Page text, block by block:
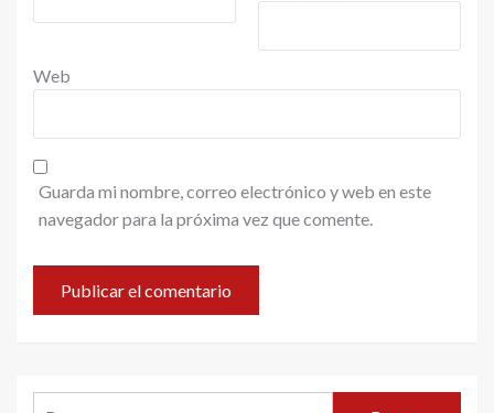
Web
Guarda mi nombre, correo electrónico y web en este
navegador para la próxima vez que comente.